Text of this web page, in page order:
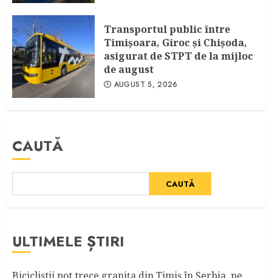
Transportul public între
Timişoara, Giroc şi Chişoda,
asigurat de STPT de la mijloc
de august
AUGUST 5, 2026
CAUTĂ
CAUTĂ
ULTIMELE ȘTIRI